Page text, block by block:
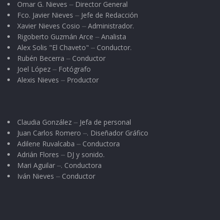
Omar G. Nieves ⏤ Director General
Fco. Javier Nieves ⏤ Jefe de Redacción
Xavier Nieves Cosio ⏤ Administrador.
Rigoberto Guzmán Arce ⏤ Analista
Alex Solis "El Chaveto" ⏤ Conductor.
Rubén Becerra ⏤ Conductor
Joel López ⏤ Fotógrafo
Alexis Nieves ⏤ Productor
Claudia González ⏤ Jefa de personal
Juan Carlos Romero ⏤. Diseñador Gráfico
Adilene Ruvalcaba ⏤ Conductora
Adrián Flores ⏤ DJ y sonido.
Mari Aguilar ⏤. Conductora
Iván Nieves ⏤ Conductor